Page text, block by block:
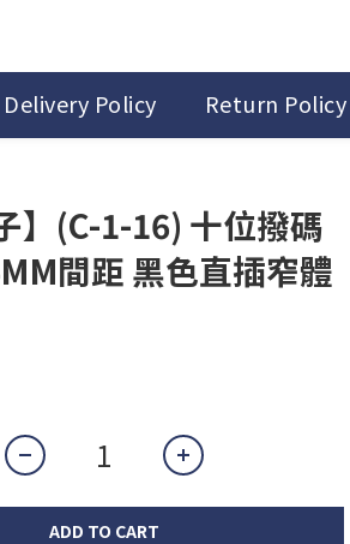
Delivery Policy Return Policy
】(C-1-16) 十位撥碼
間距 黑色直插窄體
ADD TO CART